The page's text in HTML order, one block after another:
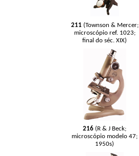
211(Townson & Mercer;
microscópio ref. 1023;
final do séc.XIX)
216 (R & J Beck;
microscópio modelo 47;
1950s)